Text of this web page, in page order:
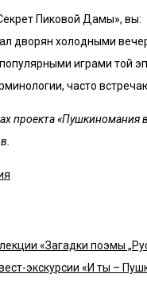
Пиковой Дамы», вы:
дворян холодными
играми той
часто
проекта «Пушкиномания
«Загадки поэмы
экскурсии «И ты –